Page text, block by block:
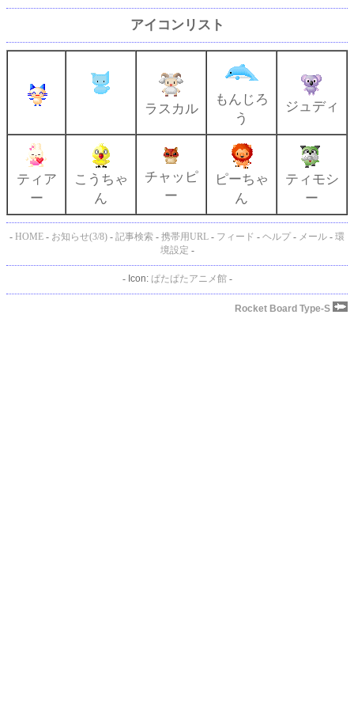
アイコンリスト
ラスカル
もんじろ
う
ジュディ
ティア
ー
こうちゃ
ん
チャッピ
ー
ピーちゃ
ん
ティモシ
ー
- HOME - お知らせ(3/8) - 記事検索 - 携帯用URL - フィード - ヘルプ - メール - 環
境設定 -
- Icon: ぱたぱたアニメ館-
Rocket Board Type-S